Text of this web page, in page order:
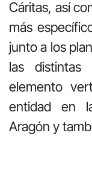
Cáritas, así
más
junto a los
las distintas
elemento
entidad en
Aragón y